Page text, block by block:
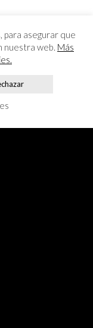
para asegurar que
nuestra web. Más